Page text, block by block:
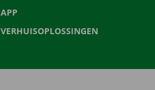
APP
VERHUISOPLOSSINGEN